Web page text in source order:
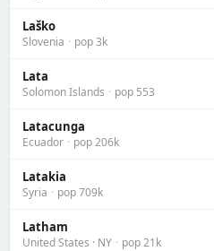
Laško
Slovenia · pop 3k
Lata
Solomon Islands · pop 553
Latacunga
Ecuador · pop 206k
Latakia
Syria · pop 709k
Latham
United States · NY · pop 21k